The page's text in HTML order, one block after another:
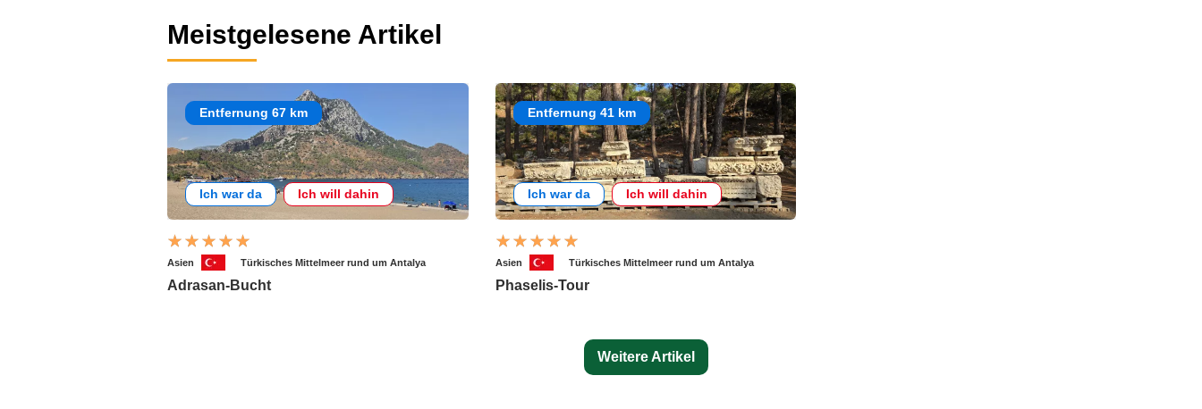
Meistgelesene Artikel
Entfernung 67 km
Ich war da Ich will dahin
Asien Türkisches Mittelmeer rund um Antalya
Adrasan-Bucht
Entfernung 41 km
Ich war da Ich will dahin
Asien Türkisches Mittelmeer rund um Antalya
Phaselis-Tour
Weitere Artikel